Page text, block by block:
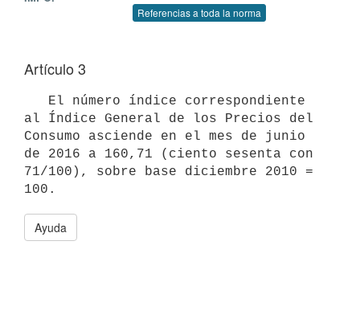
Referencias a toda la norma
Artículo 3
al Índice General de los Precios del
Consumo asciende en el mes de junio
de 2016 a 160,71 (ciento sesenta con
71/100), sobre base diciembre 2010 =
Ayuda